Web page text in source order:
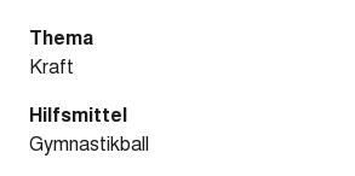
Thema
Kraft
Hilfsmittel
Gymnastikball